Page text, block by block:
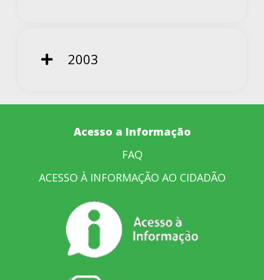
2003
Acesso a Informação
FAQ
ACESSO À INFORMAÇÃO AO CIDADÃO